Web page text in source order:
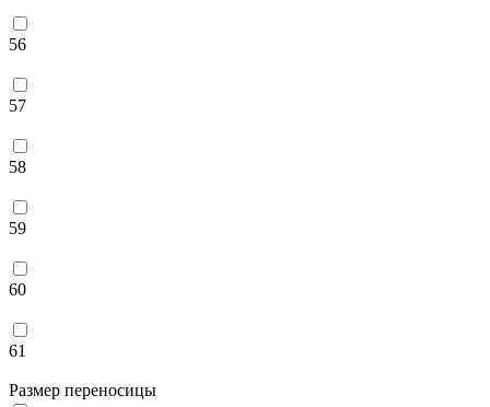
56
57
58
59
60
61
Размер переносицы